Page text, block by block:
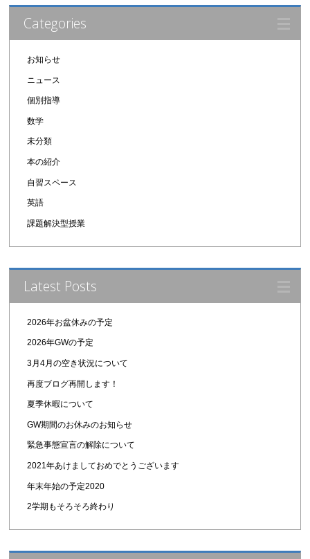
Categories
お知らせ
ニュース
個別指導
数学
未分類
本の紹介
自習スペース
英語
課題解決型授業
Latest Posts
2026年お盆休みの予定
2026年GWの予定
3月4月の空き状況について
再度ブログ再開します！
夏季休暇について
GW期間のお休みのお知らせ
緊急事態宣言の解除について
2021年あけましておめでとうございます
年末年始の予定2020
2学期もそろそろ終わり